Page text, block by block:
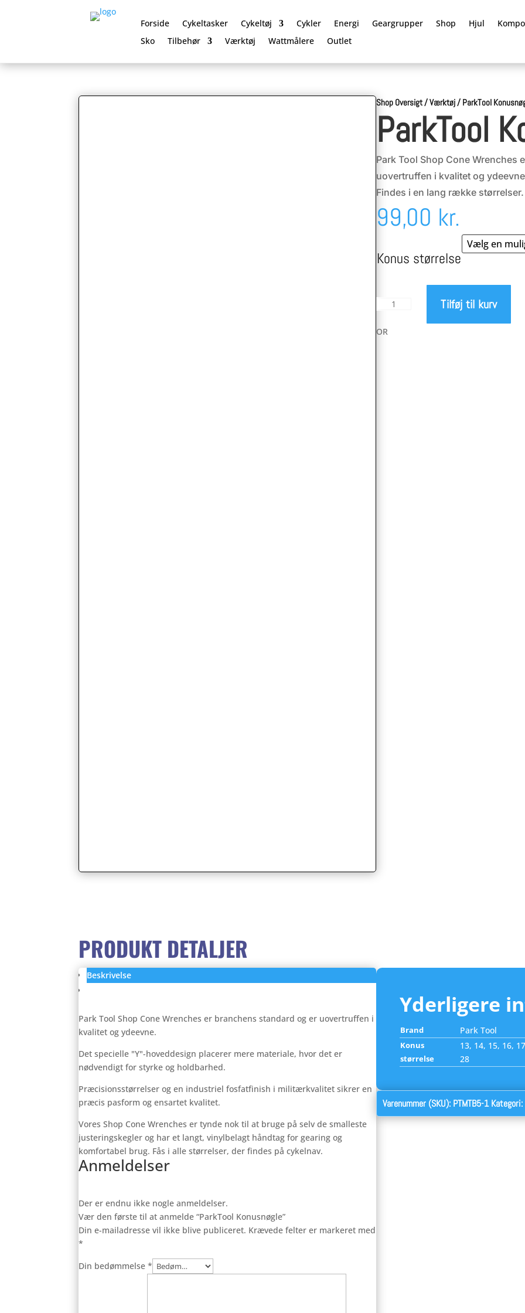
Forside Cykeltasker Cykeltøj Cykler Energi Geargrupper Shop Hjul
Sko
Tilbehør Værktøj Wattmålere Outlet
Shop Oversigt /Værktøj / ParkTool
ParkTool
Park Tool Shop Cone Wrenches
uovertruffen i kvalitet og
Findes i en lang række størrelser.
99,00 kr.
Konus størrelse
ParkTool
antal
Tilføj til kurv
OR
PRODUKT DETALJER
Beskrivelse
Park Tool Shop Cone Wrenches er branchens standard og er uovertruffen i
kvalitet og ydeevne.
Det specielle "Y"-hoveddesign placerer mere materiale, hvor det er
nødvendigt for styrke og holdbarhed.
Præcisionsstørrelser og en industriel fosfatfinish i militærkvalitet sikrer en
præcis pasform og ensartet kvalitet.
Vores Shop Cone Wrenches er tynde nok til at bruge på selv de smalleste
justeringskegler og har et langt, vinylbelagt håndtag for gearing og
komfortabel brug. Fås i alle størrelser, der findes på cykelnav.
Anmeldelser
Der er endnu ikke nogle anmeldelser.
Vær den første til at anmelde “ParkTool Konusnøgle”
Din e-mailadresse vil ikke blive publiceret. Krævede felter er markeret med
*
Din bedømmelse*
Yderligere
Brand Park Tool
Konus
størrelse
13, 14, 15, 16,
28
Varenummer (SKU): PTMTB5-1 Kategori: